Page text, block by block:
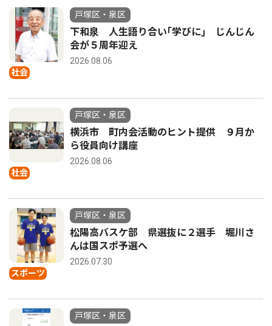
社会
戸塚区・泉区
下和泉 人生語り合い｢学びに｣ じんじん
会が５周年迎え
2026.08.06
社会
戸塚区・泉区
横浜市 町内会活動のヒント提供 ９月か
ら役員向け講座
2026.08.06
スポーツ
戸塚区・泉区
松陽高バスケ部 県選抜に２選手 堀川さ
んは国スポ予選へ
2026.07.30
戸塚区・泉区